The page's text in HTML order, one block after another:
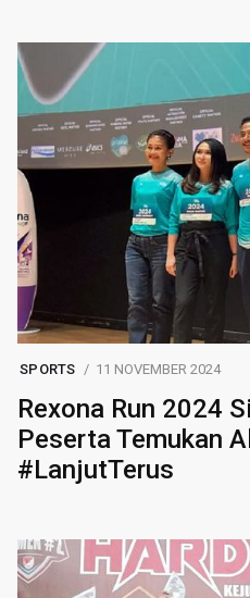
SPORTS 11 NOVEMBER 2024
Rexona Run 2024
Peserta Temukan
#LanjutTerus